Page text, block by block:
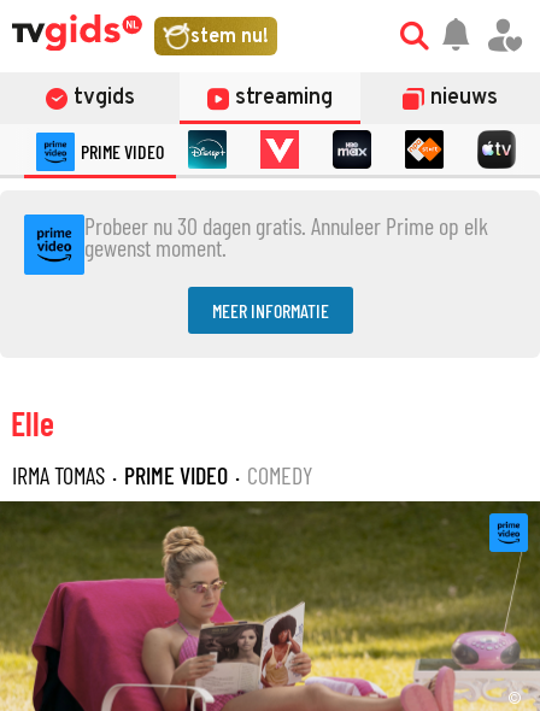
stem nu!
tvgids streaming nieuws
PRIME VIDEO
Probeer nu 30 dagen gratis. Annuleer Prime op elk
gewenst moment.
MEER INFORMATIE
Elle
IRMA TOMAS · PRIME VIDEO · COMEDY
©